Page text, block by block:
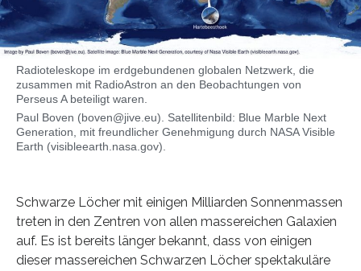
Radioteleskope im erdgebundenen globalen Netzwerk, die
zusammen mit RadioAstron an den Beobachtungen von
Perseus A beteiligt waren.
Paul Boven (boven@jive.eu). Satellitenbild: Blue Marble Next
Generation, mit freundlicher Genehmigung durch NASA Visible
Earth (visibleearth.nasa.gov).
Schwarze Löcher mit einigen Milliarden Sonnenmassen
treten in den Zentren von allen massereichen Galaxien
auf. Es ist bereits länger bekannt, dass von einigen
dieser massereichen Schwarzen Löcher spektakuläre